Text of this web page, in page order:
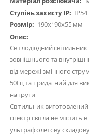
IP54
190x190х55 мм
Світлодіодний
зовнішнього та
від мережі змінного
50Гц та придатний для
напруги.
Світильник
спектр світла не містить
ультрафіолетову